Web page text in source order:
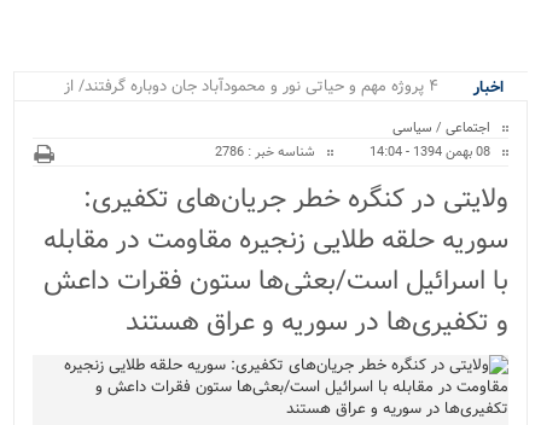
اخبار
۴ پروژه مهم و حیاتی نور و محمودآباد جان دوباره گرفتند/ از
اجتماعی / سیاسی
08 بهمن 1394 - 14:04
شناسه خبر : 2786
ولایتی در کنگره خطر جریان‌های تکفیری:
سوریه حلقه طلایی زنجیره مقاومت در مقابله
با اسرائیل است/بعثی‌ها ستون فقرات داعش
و تکفیری‌ها در سوریه و عراق هستند‌